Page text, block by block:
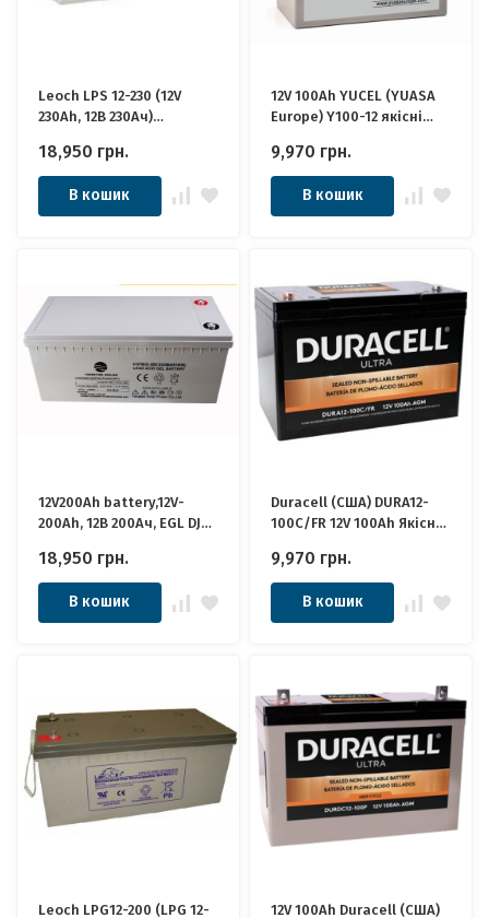
Leoch LPS 12-230 (12V
230Ah, 12В 230Ач)
18,950 грн.
В кошик
12V 100Ah YUCEL (YUASA
Europe) Y100-12 якісні
Інвертора, ДБЖ, ДБЖ,
Панелей Сонячних
9,970 грн.
В кошик
12V200Ah battery,12V-
200Ah, 12В 200Ач, EGL DJM
18,950 грн.
В кошик
Duracell (США) DURA12-
100C/FR 12V 100Ah Якісні
Інвертора, ДБЖ, Панелей
Сонячних
9,970 грн.
В кошик
Leoch LPG12-200 (LPG 12- 12V 100Ah Duracell (США)